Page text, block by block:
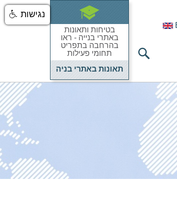
בטיחות ותאונות
באתרי בנייה - ראו
בהרחבה בתפריט
תחומי פעילות
תאונות באתרי בניה
נגישות